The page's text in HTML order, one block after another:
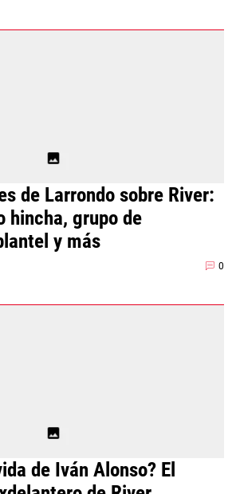
de Larrondo sobre River:
hincha, grupo de
y más
0
de Iván Alonso? El